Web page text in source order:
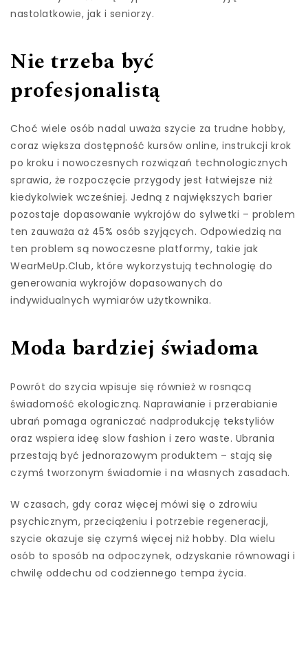
nastolatkowie, jak i seniorzy.
Nie trzeba być
profesjonalistą
Choć wiele osób nadal uważa szycie za trudne hobby,
coraz większa dostępność kursów online, instrukcji krok
po kroku i nowoczesnych rozwiązań technologicznych
sprawia, że rozpoczęcie przygody jest łatwiejsze niż
kiedykolwiek wcześniej. Jedną z największych barier
pozostaje dopasowanie wykrojów do sylwetki – problem
ten zauważa aż 45% osób szyjących. Odpowiedzią na
ten problem są nowoczesne platformy, takie jak
WearMeUp.Club, które wykorzystują technologię do
generowania wykrojów dopasowanych do
indywidualnych wymiarów użytkownika.
Moda bardziej świadoma
Powrót do szycia wpisuje się również w rosnącą
świadomość ekologiczną. Naprawianie i przerabianie
ubrań pomaga ograniczać nadprodukcję tekstyliów
oraz wspiera ideę slow fashion i zero waste. Ubrania
przestają być jednorazowym produktem – stają się
czymś tworzonym świadomie i na własnych zasadach.
W czasach, gdy coraz więcej mówi się o zdrowiu
psychicznym, przeciążeniu i potrzebie regeneracji,
szycie okazuje się czymś więcej niż hobby. Dla wielu
osób to sposób na odpoczynek, odzyskanie równowagi i
chwilę oddechu od codziennego tempa życia.